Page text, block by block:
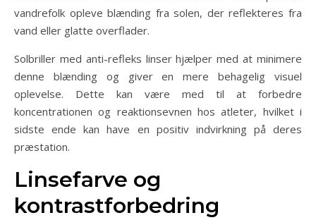
vandrefolk opleve blænding fra solen, der reflekteres fra
vand eller glatte overflader.
Solbriller med anti-refleks linser hjælper med at minimere
denne blænding og giver en mere behagelig visuel
oplevelse. Dette kan være med til at forbedre
koncentrationen og reaktionsevnen hos atleter, hvilket i
sidste ende kan have en positiv indvirkning på deres
præstation.
Linsefarve og
kontrastforbedring